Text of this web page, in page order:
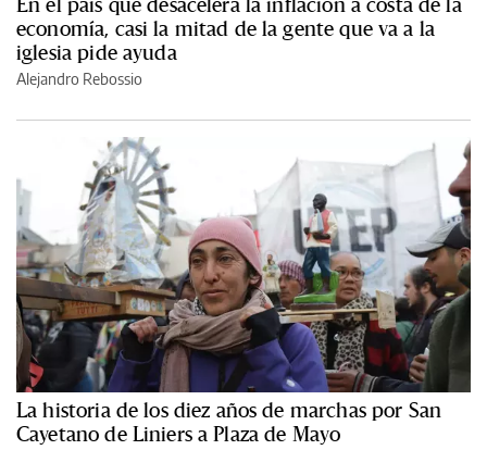
economía, casi la mitad de la gente que va a la
iglesia pide ayuda
Alejandro Rebossio
La historia de los diez años de marchas por San
Cayetano de Liniers a Plaza de Mayo